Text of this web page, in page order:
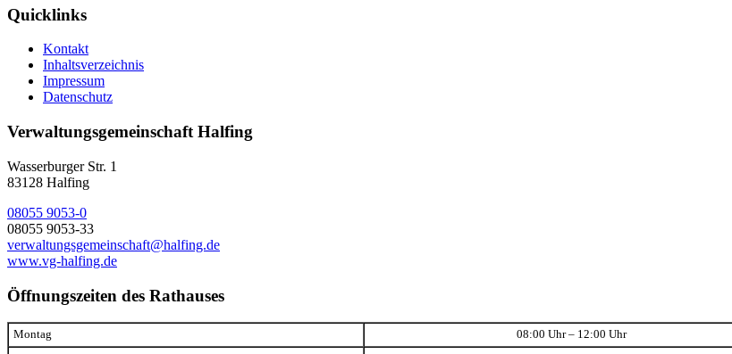
Quicklinks
Kontakt
Inhaltsverzeichnis
Impressum
Datenschutz
Verwaltungsgemeinschaft Halfing
Wasserburger Str. 1
83128 Halfing
08055 9053-0
08055 9053-33
verwaltungsgemeinschaft@halfing.de
www.vg-halfing.de
Öffnungszeiten des Rathauses
Montag 08:00 Uhr – 12:00 Uhr